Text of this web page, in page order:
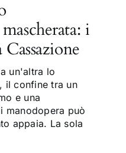
i
un'altra lo
il confine tra un
e una
manodopera può
appaia. La sola